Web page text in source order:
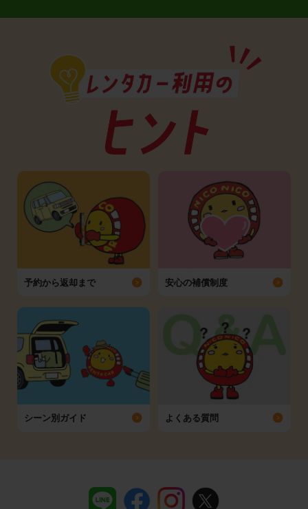
予約から返却まで 安心の補償制度
シーン別ガイド よくある質問